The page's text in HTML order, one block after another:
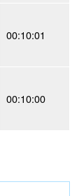
00:10:01
00:10:00